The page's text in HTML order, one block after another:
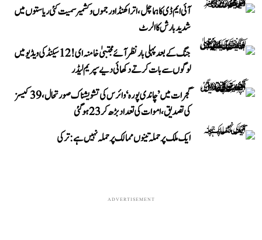
آئی ایم ڈی کا ہماچل، اتراکھنڈ اور جموں و کشمیر سمیت کئی ریاستوں میں
شدید بارش کا الرٹ
جنگ کے بعد پہلی بار نظر آئے مجتبیٰ خامنہ ای! 12 سیکنڈ کی ویڈیو میں
لوگوں سے بات کرتے دکھائی دیے سپریم لیڈر
گجرات میں ’چاندی پورہ‘ وائرس کی تشویشناک صورتحال، 39 کیسز
کی تصدیق، اموات کی تعداد بڑھ کر 23 ہوگئی
ایک ملک پر حملہ تینوں ممالک پر حملہ نہیں ہے: ترکی
ADVERTISEMENT